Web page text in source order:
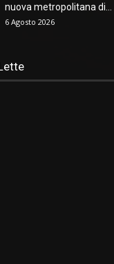
nuova metropolitana di...
6 Agosto 2026